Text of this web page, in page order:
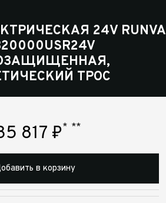
24V RUNVA
ТРОС
817₽* **
в корзину